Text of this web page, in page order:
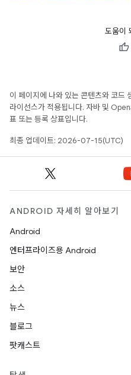
도움이
이 페이지에 나와 있는 콘텐츠와 코드
라이선스가 적용됩니다. 자바 및
표 또는 등록 상표입니다.
최종 업데이트: 2026-07-15(UTC)
ANDROID 자세히 알아보기
Android
엔터프라이즈용 Android
보안
소스
뉴스
블로그
팟캐스트